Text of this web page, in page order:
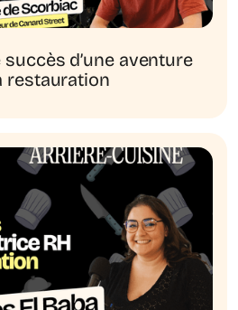
d’une aventure
restauration